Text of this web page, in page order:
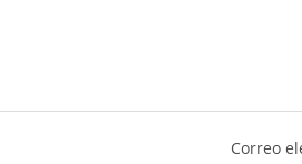
Correo